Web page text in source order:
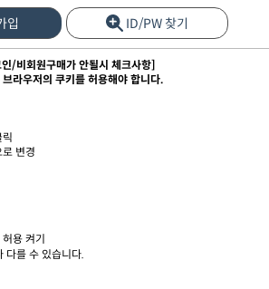
입 ID/PW 찾기
/비회원구매가 안될시 체크사항]
브라우저의 쿠키를 허용해야 합니다.
변경
용 켜기
다를 수 있습니다.